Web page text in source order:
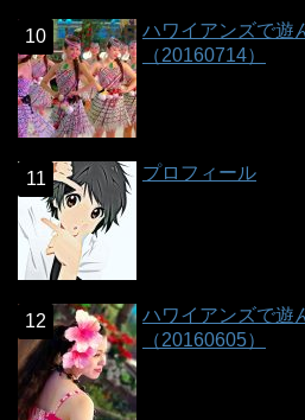
ハワイアンズで遊
（20160714）
プロフィール
ハワイアンズで遊
（20160605）